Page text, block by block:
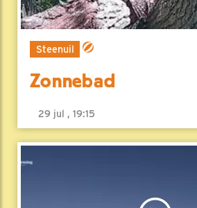
Steenuil
Zonnebad
29 jul , 19:15